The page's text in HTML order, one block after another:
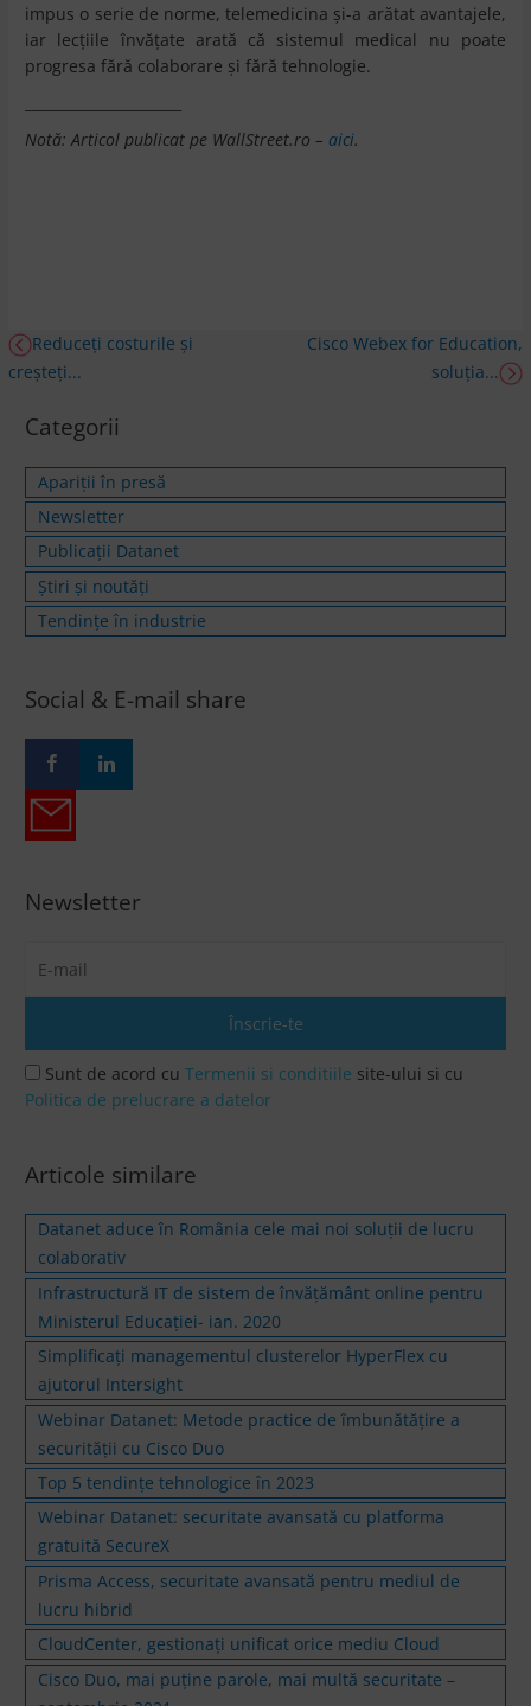
impus o serie de norme, telemedicina şi-a arătat avantajele,
iar lecţiile învăţate arată că sistemul medical nu poate
progresa fără colaborare şi fără tehnologie.
Notă: Articol publicat pe WallStreet.ro – aici.
Reduceți costurile și
creșteți...
Cisco Webex for Education,
soluția...
Categorii
Apariții în presă
Newsletter
Publicații Datanet
Știri și noutăți
Tendințe în industrie
Social & E-mail share
Newsletter
Sunt de acord cuTermenii si conditiile site-ului si cu
Politica de prelucrare a datelor
Articole similare
Datanet aduce în România cele mai noi soluții de lucru
colaborativ
Infrastructură IT de sistem de învățământ online pentru
Ministerul Educației- ian. 2020
Simplificați managementul clusterelor HyperFlex cu
ajutorul Intersight
Webinar Datanet: Metode practice de îmbunătățire a
securității cu Cisco Duo
Top 5 tendințe tehnologice în 2023
Webinar Datanet: securitate avansată cu platforma
gratuită SecureX
Prisma Access, securitate avansată pentru mediul de
lucru hibrid
CloudCenter, gestionați unificat orice mediu Cloud
Cisco Duo, mai puţine parole, mai multă securitate –